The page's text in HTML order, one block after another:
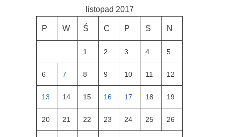
listopad 2017
P W Ś C P S N
1 2 3 4 5
6 7 8 9 10 11 12
13 14 15 16 17 18 19
20 21 22 23 24 25 26